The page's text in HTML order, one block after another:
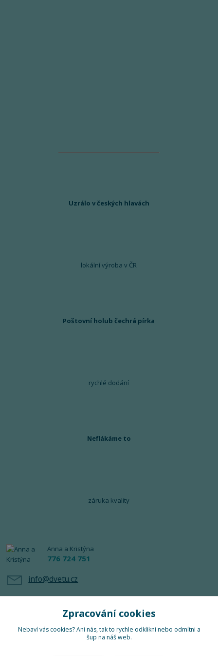
Uzrálo v českých hlavách
lokální výroba v ČR
Poštovní holub čechrá pírka
rychlé dodání
Neflákáme to
záruka kvality
Anna a Kristýna
776 724 751
info@dvetu.cz
Zpracování cookies
Nebaví vás cookies? Ani nás, tak to rychle odklikni nebo odmítni a
šup na náš web.